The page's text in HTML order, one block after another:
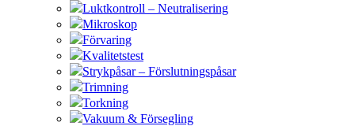
Luktkontroll – Neutralisering
Mikroskop
Förvaring
Kvalitetstest
Strykpåsar – Förslutningspåsar
Trimning
Torkning
Vakuum & Försegling